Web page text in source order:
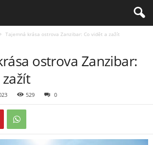
Tajemná krása ostrova Zanzibar: Co vidět a zažít
ostrova Zanzibar:
529 0